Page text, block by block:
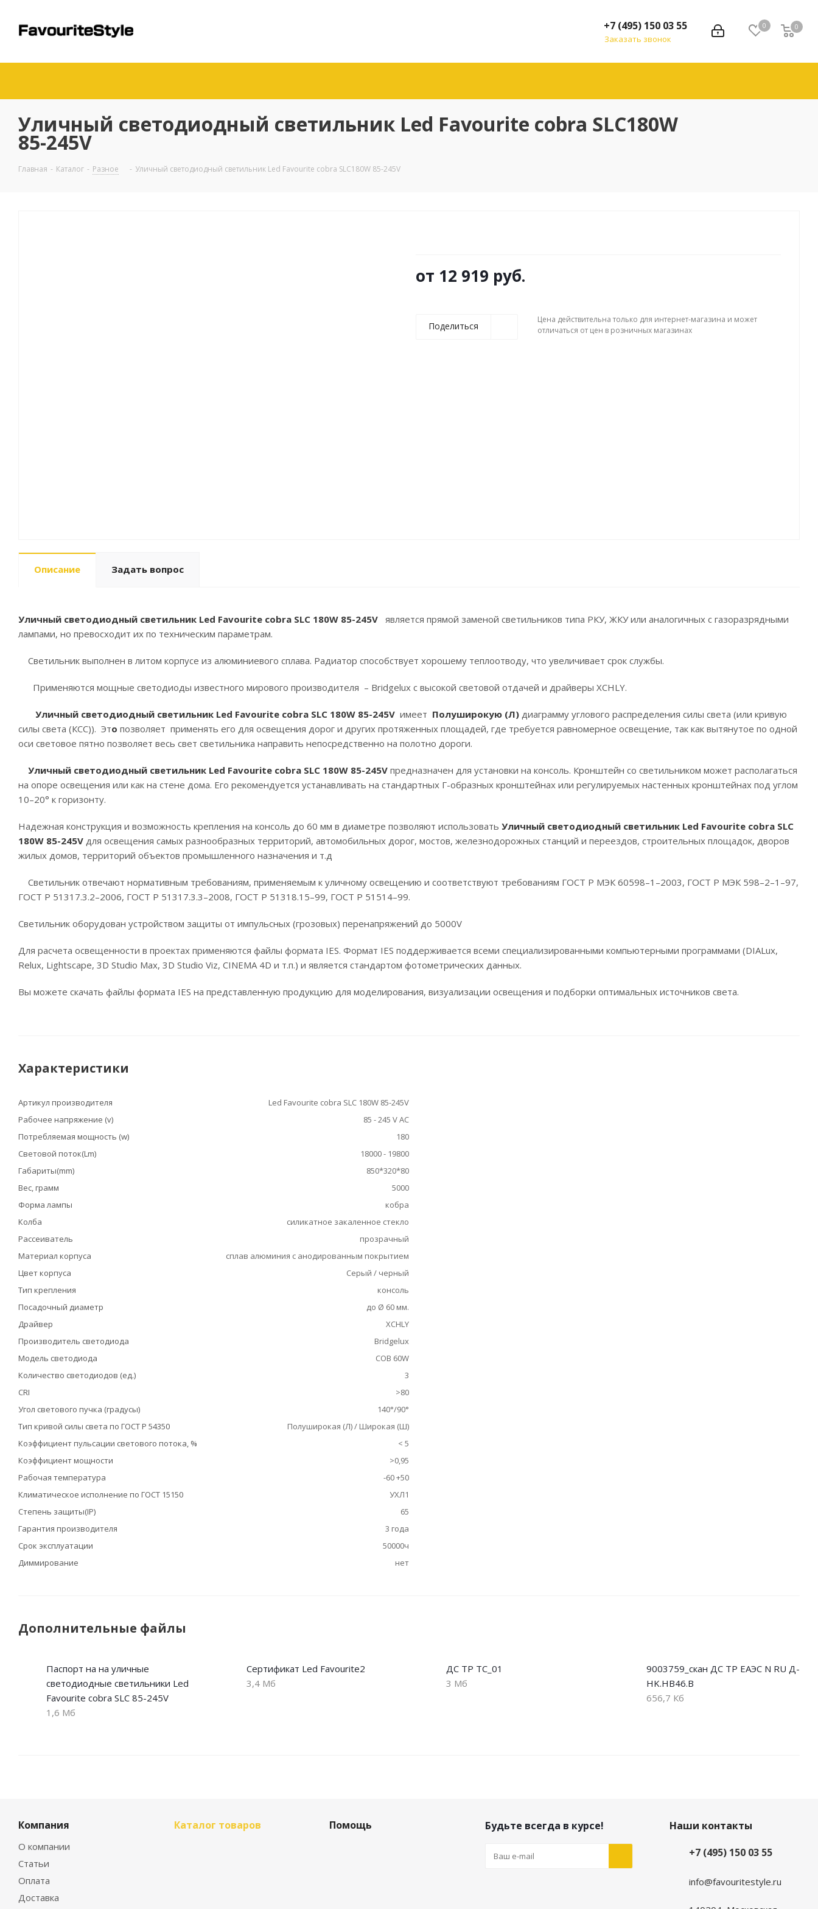
0 0
+7 (495) 150 03 55
Заказать звонок
Уличный светодиодный светильник Led Favourite cobra SLC180W
85-245V
Главная - Каталог - Разное - Уличный светодиодный светильник Led Favourite cobra SLC180W 85-245V
от 12 919 руб.
Поделиться
Цена действительна только для интернет-магазина и может
отличаться от цен в розничных магазинах
Описание Задать вопрос
Уличный светодиодный светильник Led Favourite cobra SLC 180W 85-245V является прямой заменой светильников типа РКУ, ЖКУ или аналогичных с газоразрядными
лампами, но превосходит их по техническим параметрам.
Светильник выполнен в литом корпусе из алюминиевого сплава. Радиатор способствует хорошему теплоотводу, что увеличивает срок службы.
Применяются мощные светодиоды известного мирового производителя – Bridgelux с высокой световой отдачей и драйверы XCHLY.
Уличный светодиодный светильник Led Favourite cobra SLC 180W 85-245V имеет Полуширокую (Л) диаграмму углового распределения силы света (или кривую
силы света (КСС)). Это позволяет применять его для освещения дорог и других протяженных площадей, где требуется равномерное освещение, так как вытянутое по одной
оси световое пятно позволяет весь свет светильника направить непосредственно на полотно дороги.
Уличный светодиодный светильник Led Favourite cobra SLC 180W 85-245V предназначен для установки на консоль. Кронштейн со светильником может располагаться
на опоре освещения или как на стене дома. Его рекомендуется устанавливать на стандартных Г-образных кронштейнах или регулируемых настенных кронштейнах под углом
10–20° к горизонту.
Надежная конструкция и возможность крепления на консоль до 60 мм в диаметре позволяют использовать Уличный светодиодный светильник Led Favourite cobra SLC
180W 85-245V для освещения самых разнообразных территорий, автомобильных дорог, мостов, железнодорожных станций и переездов, строительных площадок, дворов
жилых домов, территорий объектов промышленного назначения и т.д
Светильник отвечают нормативным требованиям, применяемым к уличному освещению и соответствуют требованиям ГОСТ Р МЭК 60598–1–2003, ГОСТ Р МЭК 598–2–1–97,
ГОСТ Р 51317.3.2–2006, ГОСТ Р 51317.3.3–2008, ГОСТ Р 51318.15–99, ГОСТ Р 51514–99.
Светильник оборудован устройством защиты от импульсных (грозовых) перенапряжений до 5000V
Для расчета освещенности в проектах применяются файлы формата IES. Формат IES поддерживается всеми специализированными компьютерными программами (DIALux,
Relux, Lightscape, 3D Studio Max, 3D Studio Viz, CINEMA 4D и т.п.) и является стандартом фотометрических данных.
Вы можете скачать файлы формата IES на представленную продукцию для моделирования, визуализации освещения и подборки оптимальных источников света.
Характеристики
Артикул производителя
Led Favourite cobra SLC 180W 85-245V
Рабочее напряжение (v)
85 - 245 V AC
Потребляемая мощность (w)
180
Световой поток(Lm)
18000 - 19800
Габариты(mm)
850*320*80
Вес, грамм
5000
Форма лампы
кобра
Колба
силикатное закаленное стекло
Рассеиватель
прозрачный
Материал корпуса
сплав алюминия с анодированным покрытием
Цвет корпуса
Серый / черный
Тип крепления
консоль
Посадочный диаметр
до Ø 60 мм.
Драйвер
XCHLY
Производитель светодиода
Bridgelux
Модель светодиода
COB 60W
Количество светодиодов (ед.)
3
CRI
>80
Угол светового пучка (градусы)
140°/90°
Тип кривой силы света по ГОСТ Р 54350
Полуширокая (Л) / Широкая (Ш)
Коэффициент пульсации светового потока, %
< 5
Коэффициент мощности
>0,95
Рабочая температура
-60 +50
Климатическое исполнение по ГОСТ 15150
УХЛ1
Степень защиты(IP)
65
Гарантия производителя
3 года
Срок эксплуатации
50000ч
Диммирование
нет
Дополнительные файлы
Паспорт на на уличные
светодиодные светильники Led
Favourite cobra SLC 85-245V
1,6 Мб
Сертификат Led Favourite2
3,4 Мб
ДС ТР ТС_01
3 Мб
9003759_скан ДС ТР ЕАЭС N RU Д-
HK.НВ46.В
656,7 Кб
Компания
О компании
Статьи
Оплата
Доставка
Каталог товаров Помощь Будьте всегда в курсе!
Наши контакты
+7 (495) 150 03 55
info@favouritestyle.ru